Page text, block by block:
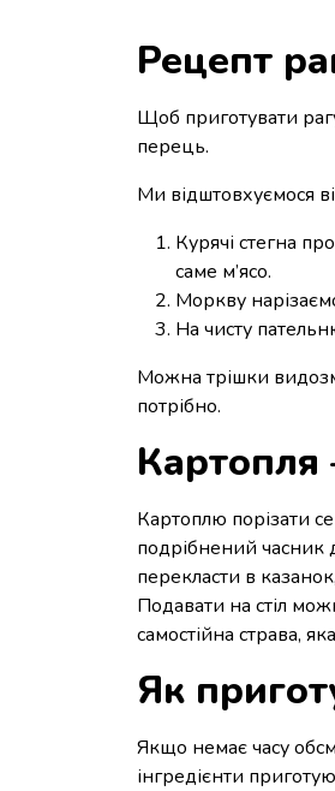
Рецепт
Щоб приготувати
перець.
Ми відштовхуємося
Курячі стегна
саме м’ясо.
Моркву
На чисту
Можна трішки
потрібно.
Картопля
Картоплю порізати
подрібнений часник
перекласти в
Подавати на стіл
самостійна страва,
Як
Якщо немає часу
інгредієнти